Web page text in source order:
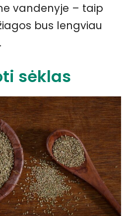
vandenyje – taip
bus lengviau
sėklas